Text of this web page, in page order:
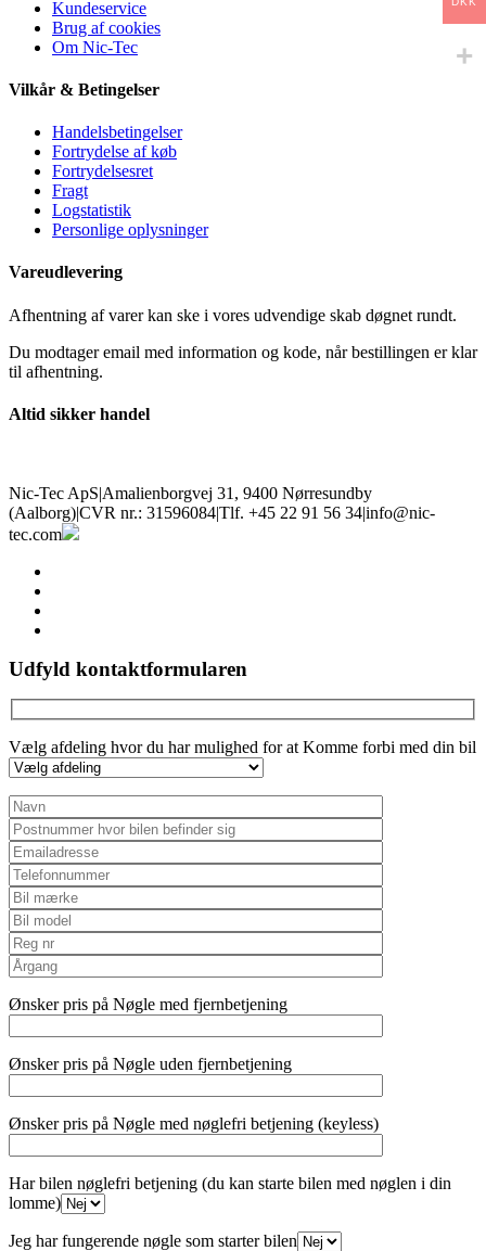
Kundeservice
Brug af cookies
Om Nic-Tec
Vilkår & Betingelser
Handelsbetingelser
Fortrydelse af køb
Fortrydelsesret
Fragt
Logstatistik
Personlige oplysninger
Vareudlevering
Afhentning af varer kan ske i vores udvendige skab døgnet rundt.
Du modtager email med information og kode, når bestillingen er klar
til afhentning.
Altid sikker handel
Nic-Tec ApS|Amalienborgvej 31, 9400 Nørresundby
(Aalborg)|CVR nr.: 31596084|Tlf. +45 22 91 56 34|info@nic-
tec.com
Udfyld kontaktformularen
Vælg afdeling hvor du har mulighed for at Komme forbi med din bil
Ønsker pris på Nøgle med fjernbetjening
Ønsker pris på Nøgle uden fjernbetjening
Ønsker pris på Nøgle med nøglefri betjening (keyless)
Har bilen nøglefri betjening (du kan starte bilen med nøglen i din
lomme)
Jeg har fungerende nøgle som starter bilen